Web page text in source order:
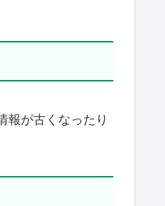
報が古くなったり